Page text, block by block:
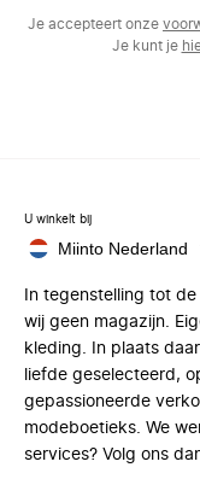
Je accepteert onze
Je kunt je
U winkelt bij
Miinto Nederland
In tegenstelling tot
wij geen magazijn.
kleding. In plaats
liefde geselecteerd,
gepassioneerde
modeboetieks. We
services? Volg ons